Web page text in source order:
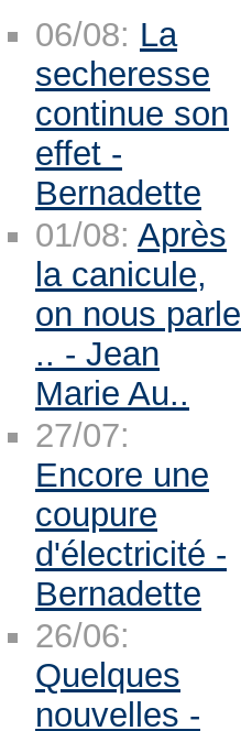
06/08: La
secheresse
continue son
effet -
Bernadette
01/08: Après
la canicule,
on nous parle
.. - Jean
Marie Au..
27/07:
Encore une
coupure
d'électricité -
Bernadette
26/06:
Quelques
nouvelles -